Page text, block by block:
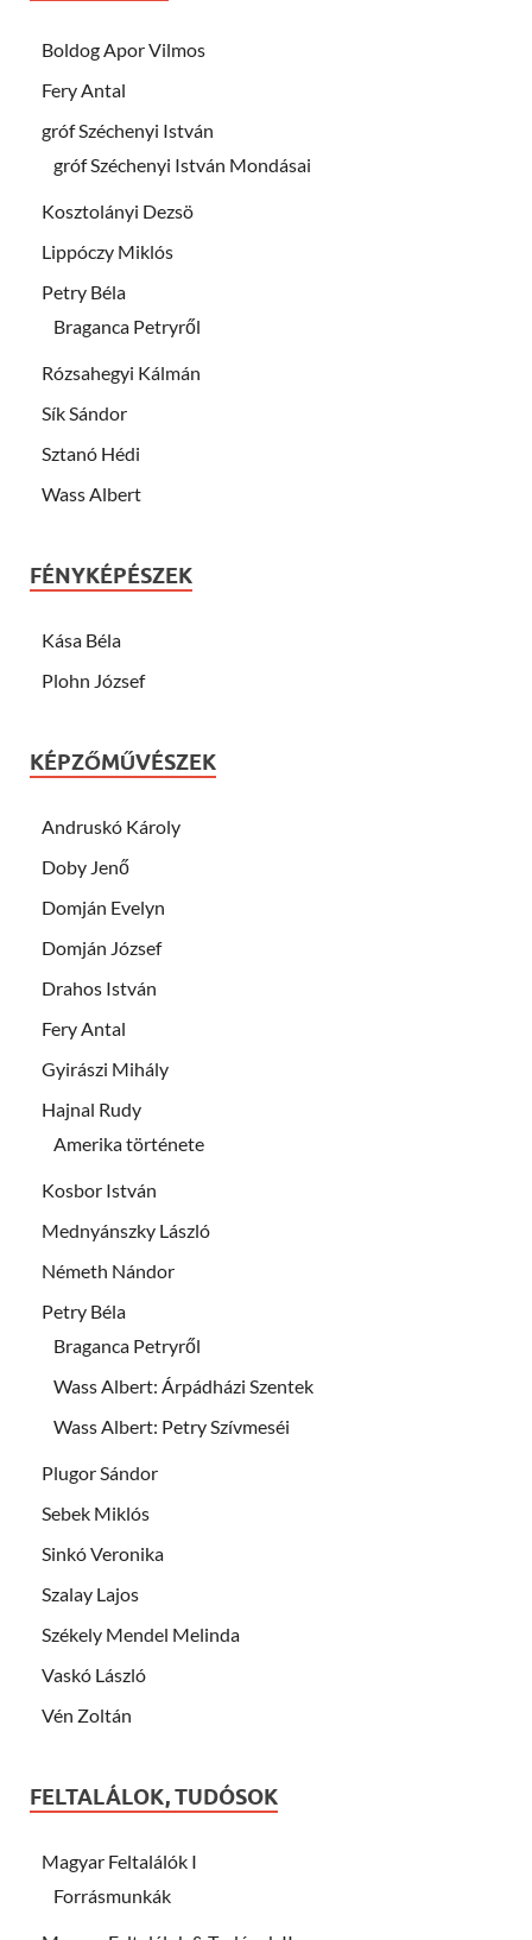
Boldog Apor Vilmos
Fery Antal
gróf Széchenyi István
gróf Széchenyi István Mondásai
Kosztolányi Dezsö
Lippóczy Miklós
Petry Béla
Braganca Petryről
Rózsahegyi Kálmán
Sík Sándor
Sztanó Hédi
Wass Albert
FÉNYKÉPÉSZEK
Kása Béla
Plohn József
KÉPZŐMŰVÉSZEK
Andruskó Károly
Doby Jenő
Domján Evelyn
Domján József
Drahos István
Fery Antal
Gyirászi Mihály
Hajnal Rudy
Amerika története
Kosbor István
Mednyánszky László
Németh Nándor
Petry Béla
Braganca Petryről
Wass Albert: Árpádházi Szentek
Wass Albert: Petry Szívmeséi
Plugor Sándor
Sebek Miklós
Sinkó Veronika
Szalay Lajos
Székely Mendel Melinda
Vaskó László
Vén Zoltán
FELTALÁLOK, TUDÓSOK
Magyar Feltalálók I
Forrásmunkák